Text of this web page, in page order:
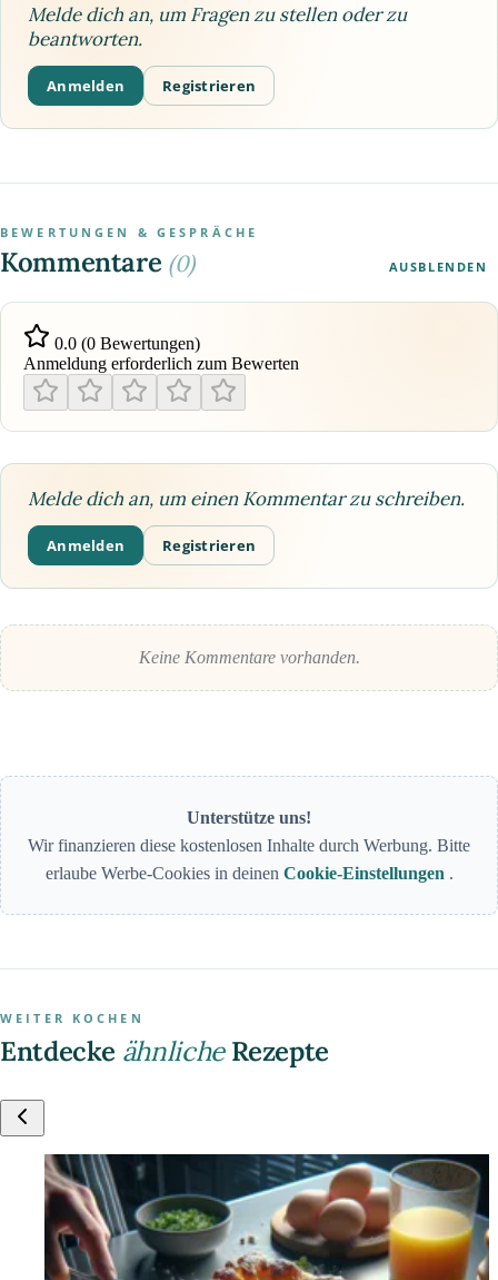
Melde dich an, um Fragen zu stellen oder zu
beantworten.
Anmelden Registrieren
BEWERTUNGEN & GESPRÄCHE
Kommentare (0) AUSBLENDEN
0.0 (0 Bewertungen)
Anmeldung erforderlich zum Bewerten
Melde dich an, um einen Kommentar zu schreiben.
Anmelden Registrieren
Keine Kommentare vorhanden.
Unterstütze uns!
Wir finanzieren diese kostenlosen Inhalte durch Werbung. Bitte
erlaube Werbe-Cookies in deinen Cookie-Einstellungen .
WEITER KOCHEN
Entdecke ähnlicheRezepte